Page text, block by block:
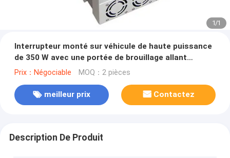
1/1
Interrupteur monté sur véhicule de haute puissance
de 350 W avec une portée de brouillage allant
jusqu'à 1000 m et des antennes omni ou
Prix：Négociable MOQ：2 pièces
meilleur prix Contactez
Description De Produit